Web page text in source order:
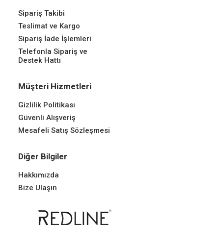
Sipariş Takibi
Teslimat ve Kargo
Sipariş İade İşlemleri
Telefonla Sipariş ve
Destek Hattı
Müşteri Hizmetleri
Gizlilik Politikası
Güvenli Alışveriş
Mesafeli Satış Sözleşmesi
Diğer Bilgiler
Hakkımızda
Bize Ulaşın